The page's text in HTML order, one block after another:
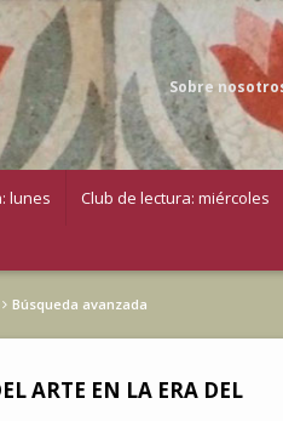
Sobre
lunes Club de lectura: miércoles
Búsqueda avanzada
ARTE EN LA ERA DEL